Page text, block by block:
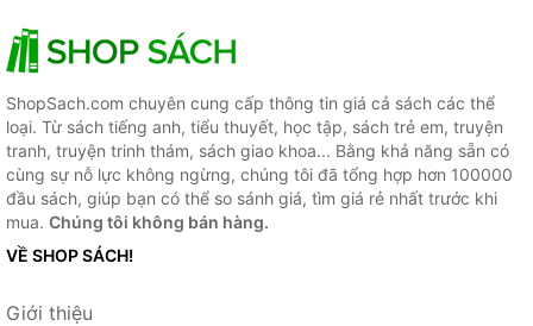
ShopSach.com chuyên cung cấp thông tin giá cả sách các thể
loại. Từ sách tiếng anh, tiểu thuyết, học tập, sách trẻ em, truyện
tranh, truyện trinh thám, sách giao khoa... Bằng khả năng sẵn có
cùng sự nỗ lực không ngừng, chúng tôi đã tổng hợp hơn 100000
đầu sách, giúp bạn có thể so sánh giá, tìm giá rẻ nhất trước khi
mua. Chúng tôi không bán hàng.
VỀ SHOP SÁCH!
Giới thiệu